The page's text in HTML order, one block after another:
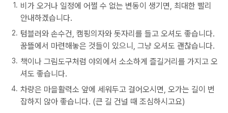
비가 오거나 일정에 어쩔 수 없는 변동이 생기면, 최대한 빨리
안내하겠습니다.
텀블러와 손수건, 캠핑의자와 돗자리를 들고 오셔도 좋습니다.
꿈뜰에서 마련해놓은 것들이 있으니, 그냥 오셔도 괜찮습니다.
책이나 그림도구처럼 야외에서 소소하게 즐길거리를 가지고 오
셔도 좋습니다.
차량은 마을활력소 앞에 세워두고 걸어오시면, 오가는 길이 번
잡하지 않아 좋습니다. (큰 길 건널 때 조심하시고요)